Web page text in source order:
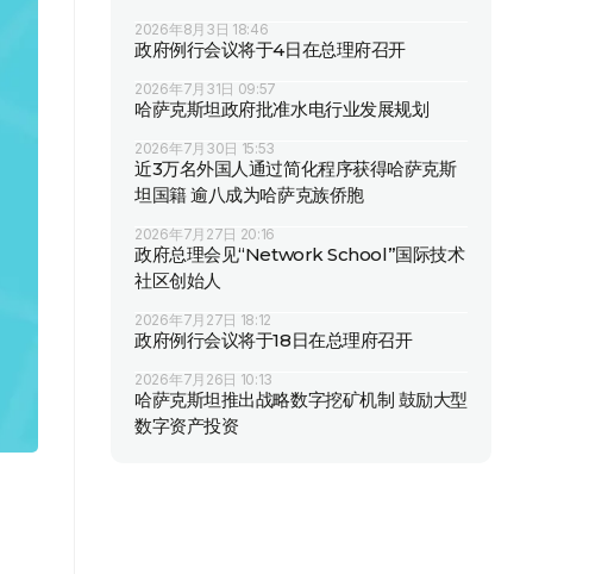
2026年8月3日 18:46
政府例行会议将于4日在总理府召开
2026年7月31日 09:57
哈萨克斯坦政府批准水电行业发展规划
2026年7月30日 15:53
近3万名外国人通过简化程序获得哈萨克斯
坦国籍 逾八成为哈萨克族侨胞
2026年7月27日 20:16
政府总理会见“Network School”国际技术
社区创始人
2026年7月27日 18:12
政府例行会议将于18日在总理府召开
2026年7月26日 10:13
哈萨克斯坦推出战略数字挖矿机制 鼓励大型
数字资产投资